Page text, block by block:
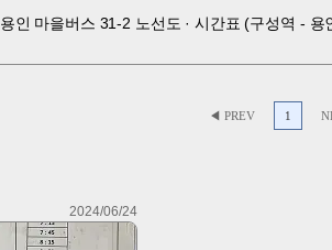
용인 마을버스 31-2 노선도 · 시간표 (구성역 -
◀ PREV 1
2024/06/24